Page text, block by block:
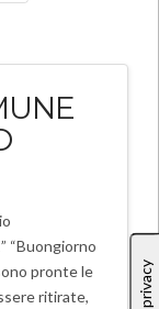
“Buongiorno
pronte le
ritirate,